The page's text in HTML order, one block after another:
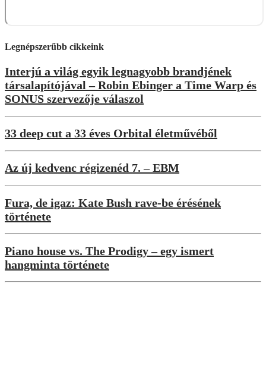
Legnépszerűbb cikkeink
Interjú a világ egyik legnagyobb brandjének
társalapítójával – Robin Ebinger a Time Warp és
SONUS szervezője válaszol
33 deep cut a 33 éves Orbital életművéből
Az új kedvenc régizenéd 7. – EBM
Fura, de igaz: Kate Bush rave-be érésének
története
Piano house vs. The Prodigy – egy ismert
hangminta története